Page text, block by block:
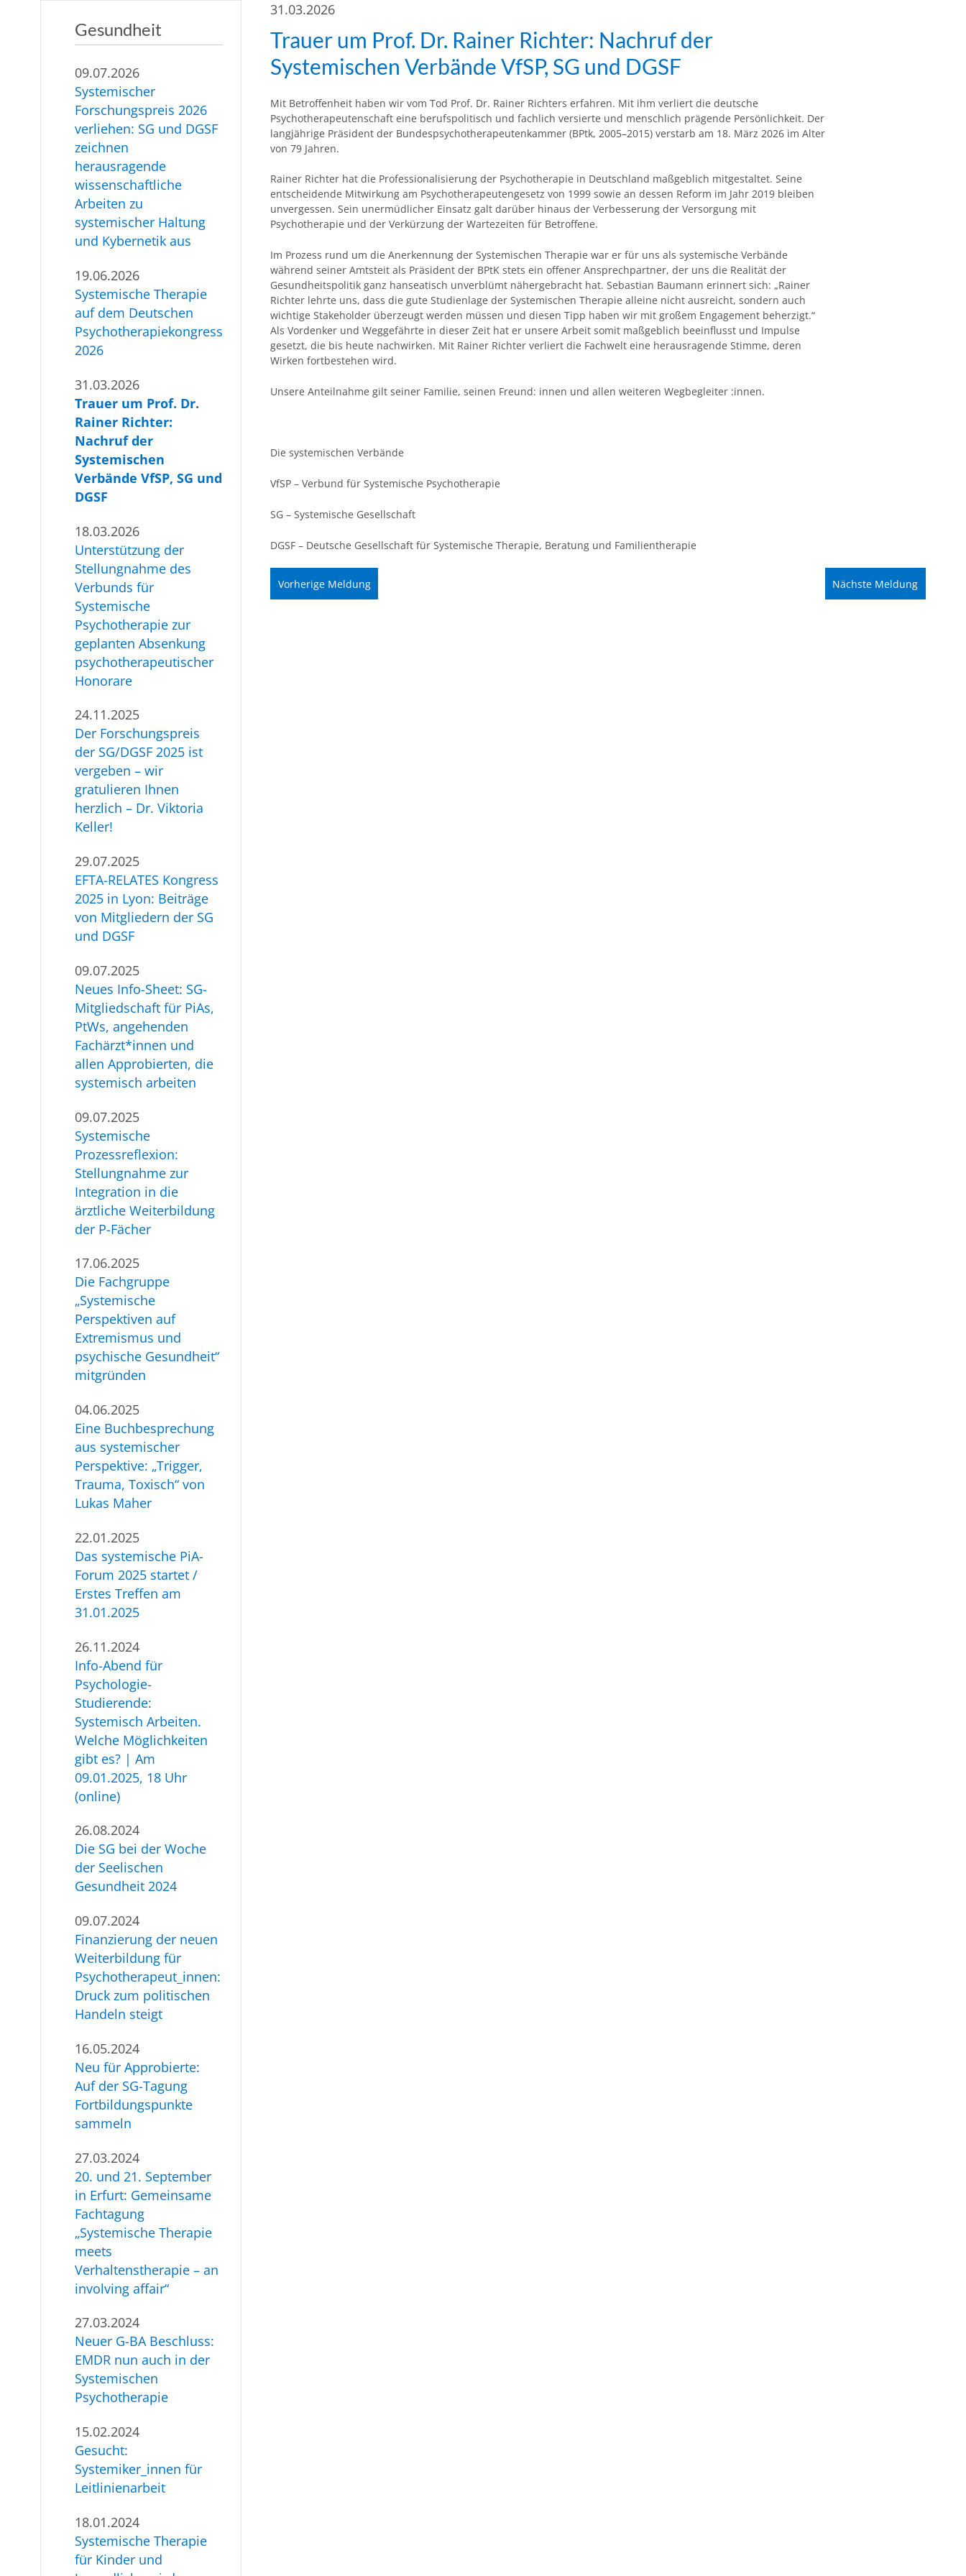
Gesundheit
09.07.2026
Systemischer
Forschungspreis 2026
verliehen: SG und DGSF
zeichnen
herausragende
wissenschaftliche
Arbeiten zu
systemischer Haltung
und Kybernetik aus
19.06.2026
Systemische Therapie
auf dem Deutschen
Psychotherapiekongress
2026
31.03.2026
Trauer um Prof. Dr.
Rainer Richter:
Nachruf der
Systemischen
Verbände VfSP, SG und
DGSF
18.03.2026
Unterstützung der
Stellungnahme des
Verbunds für
Systemische
Psychotherapie zur
geplanten Absenkung
psychotherapeutischer
Honorare
24.11.2025
Der Forschungspreis
der SG/DGSF 2025 ist
vergeben – wir
gratulieren Ihnen
herzlich – Dr. Viktoria
Keller!
29.07.2025
EFTA-RELATES Kongress
2025 in Lyon: Beiträge
von Mitgliedern der SG
und DGSF
09.07.2025
Neues Info-Sheet: SG-
Mitgliedschaft für PiAs,
PtWs, angehenden
Fachärzt*innen und
allen Approbierten, die
systemisch arbeiten
09.07.2025
Systemische
Prozessreflexion:
Stellungnahme zur
Integration in die
ärztliche Weiterbildung
der P-Fächer
17.06.2025
Die Fachgruppe
„Systemische
Perspektiven auf
Extremismus und
psychische Gesundheit“
mitgründen
04.06.2025
Eine Buchbesprechung
aus systemischer
Perspektive: „Trigger,
Trauma, Toxisch“ von
Lukas Maher
22.01.2025
Das systemische PiA-
Forum 2025 startet /
Erstes Treffen am
31.01.2025
26.11.2024
Info-Abend für
Psychologie-
Studierende:
Systemisch Arbeiten.
Welche Möglichkeiten
gibt es? | Am
09.01.2025, 18 Uhr
(online)
26.08.2024
Die SG bei der Woche
der Seelischen
Gesundheit 2024
09.07.2024
Finanzierung der neuen
Weiterbildung für
Psychotherapeut_innen:
Druck zum politischen
Handeln steigt
16.05.2024
Neu für Approbierte:
Auf der SG-Tagung
Fortbildungspunkte
sammeln
27.03.2024
20. und 21. September
in Erfurt: Gemeinsame
Fachtagung
„Systemische Therapie
meets
Verhaltenstherapie – an
involving affair“
27.03.2024
Neuer G-BA Beschluss:
EMDR nun auch in der
Systemischen
Psychotherapie
15.02.2024
Gesucht:
Systemiker_innen für
Leitlinienarbeit
18.01.2024
Systemische Therapie
für Kinder und
31.03.2026
Trauer um Prof. Dr. Rainer Richter: Nachruf der
Systemischen Verbände VfSP, SG und DGSF
Mit Betroffenheit haben wir vom Tod Prof. Dr. Rainer Richters erfahren. Mit ihm verliert die deutsche
Psychotherapeutenschaft eine berufspolitisch und fachlich versierte und menschlich prägende Persönlichkeit. Der
langjährige Präsident der Bundespsychotherapeutenkammer (BPtk, 2005–2015) verstarb am 18. März 2026 im Alter
von 79 Jahren.
Rainer Richter hat die Professionalisierung der Psychotherapie in Deutschland maßgeblich mitgestaltet. Seine
entscheidende Mitwirkung am Psychotherapeutengesetz von 1999 sowie an dessen Reform im Jahr 2019 bleiben
unvergessen. Sein unermüdlicher Einsatz galt darüber hinaus der Verbesserung der Versorgung mit
Psychotherapie und der Verkürzung der Wartezeiten für Betroffene.
Im Prozess rund um die Anerkennung der Systemischen Therapie war er für uns als systemische Verbände
während seiner Amtsteit als Präsident der BPtK stets ein offener Ansprechpartner, der uns die Realität der
Gesundheitspolitik ganz hanseatisch unverblümt nähergebracht hat. Sebastian Baumann erinnert sich: „Rainer
Richter lehrte uns, dass die gute Studienlage der Systemischen Therapie alleine nicht ausreicht, sondern auch
wichtige Stakeholder überzeugt werden müssen und diesen Tipp haben wir mit großem Engagement beherzigt.“
Als Vordenker und Weggefährte in dieser Zeit hat er unsere Arbeit somit maßgeblich beeinflusst und Impulse
gesetzt, die bis heute nachwirken. Mit Rainer Richter verliert die Fachwelt eine herausragende Stimme, deren
Wirken fortbestehen wird.
Unsere Anteilnahme gilt seiner Familie, seinen Freund: innen und allen weiteren Wegbegleiter :innen.
Die systemischen Verbände
VfSP – Verbund für Systemische Psychotherapie
SG – Systemische Gesellschaft
DGSF – Deutsche Gesellschaft für Systemische Therapie, Beratung und Familientherapie
Vorherige Meldung Nächste Meldung